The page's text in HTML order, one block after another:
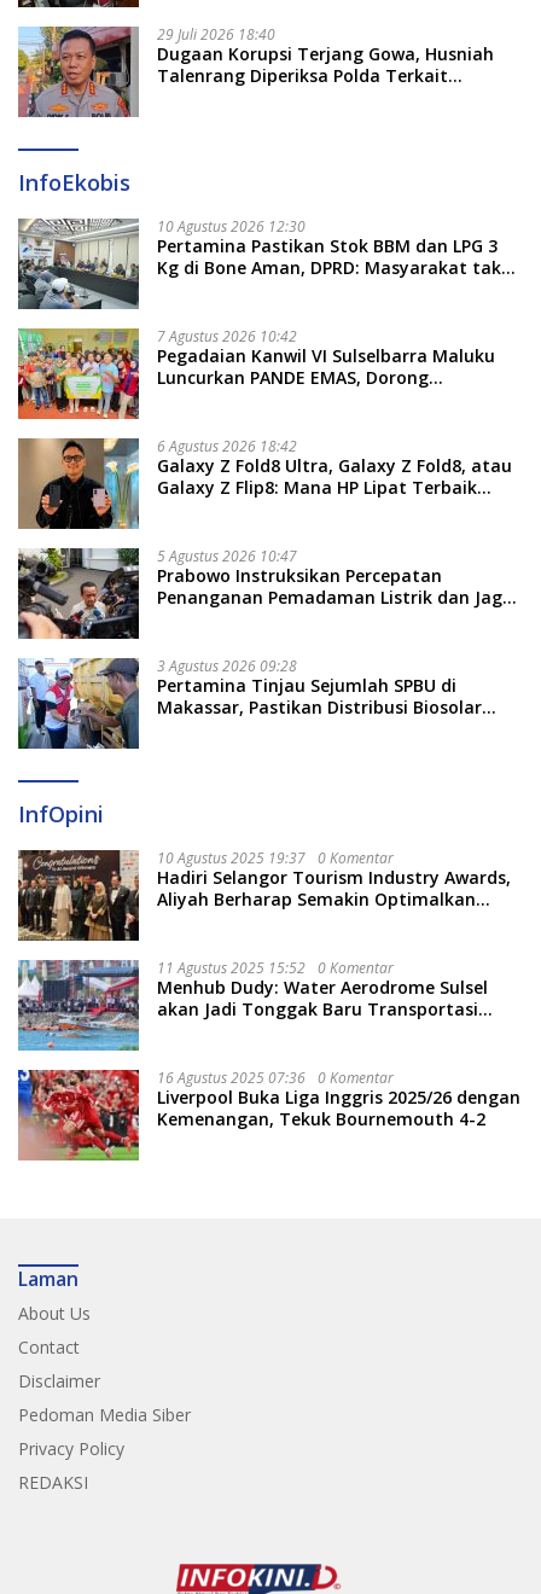
29 Juli 2026 18:40
Dugaan Korupsi Terjang Gowa, Husniah
Talenrang Diperiksa Polda Terkait
InfoEkobis
10 Agustus 2026 12:30
Pertamina Pastikan Stok BBM dan LPG 3
Kg di Bone Aman, DPRD: Masyarakat tak
7 Agustus 2026 10:42
Pegadaian Kanwil VI Sulselbarra Maluku
Luncurkan PANDE EMAS, Dorong
6 Agustus 2026 18:42
Galaxy Z Fold8 Ultra, Galaxy Z Fold8, atau
Galaxy Z Flip8: Mana HP Lipat Terbaik
5 Agustus 2026 10:47
Prabowo Instruksikan Percepatan
Penanganan Pemadaman Listrik dan Jaga
3 Agustus 2026 09:28
Pertamina Tinjau Sejumlah SPBU di
Makassar, Pastikan Distribusi Biosolar
InfOpini
10 Agustus 2025 19:37 0 Komentar
Hadiri Selangor Tourism Industry Awards,
Aliyah Berharap Semakin Optimalkan
11 Agustus 2025 15:52 0 Komentar
Menhub Dudy: Water Aerodrome Sulsel
akan Jadi Tonggak Baru Transportasi
16 Agustus 2025 07:36 0 Komentar
Liverpool Buka Liga Inggris 2025/26 dengan
Kemenangan, Tekuk Bournemouth 4-2
Laman
About Us
Contact
Disclaimer
Pedoman Media Siber
Privacy Policy
REDAKSI